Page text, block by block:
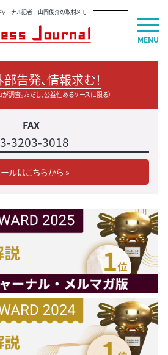
ャーナル記者 山岡俊介の取材メモ
部告発、情報求む！
調査。ただし、公益性あるケースに限る）
FAX
3203-3018
ルはこちらから »
MENU